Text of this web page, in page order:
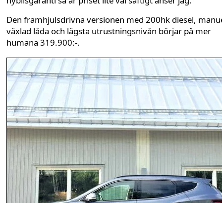
Den framhjulsdrivna versionen med 200hk diesel,
växlad låda och lägsta utrustningsnivån börjar på mer
humana 319.900:-.